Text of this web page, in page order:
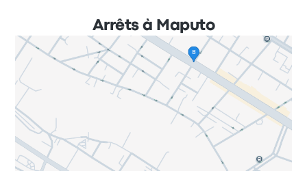
Arrêts à Maputo